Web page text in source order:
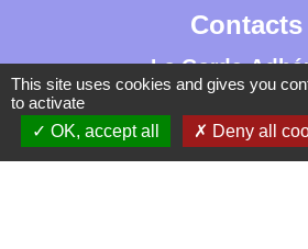
Contacts
La Garde-
25, rue Pauline de
26700 La Garde-
+33 4 75 04 41
This site uses cookies and gives you
to activate
OK, accept all
Deny all